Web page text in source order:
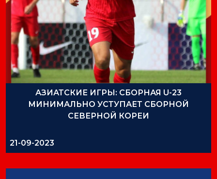
АЗИАТСКИЕ ИГРЫ: СБОРНАЯ U-23
МИНИМАЛЬНО УСТУПАЕТ СБОРНОЙ
СЕВЕРНОЙ КОРЕИ
21-09-2023